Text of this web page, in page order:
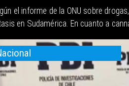
el informe de la ONU sobre
en Sudamérica. En cuanto a